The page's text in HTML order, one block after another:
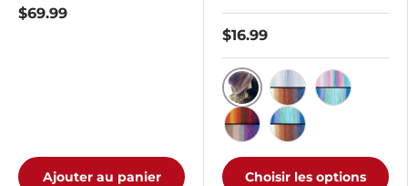
$69.99
Ajouter au panier
$16.99
Lagon bleu/Coucher de
Paysage marin/
Choisir les options